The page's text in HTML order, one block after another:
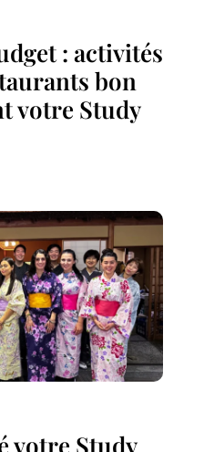
: activités
bon
votre Study
votre Study